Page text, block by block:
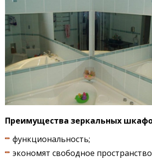
Преимущества зеркальных
функциональность;
экономят свободное